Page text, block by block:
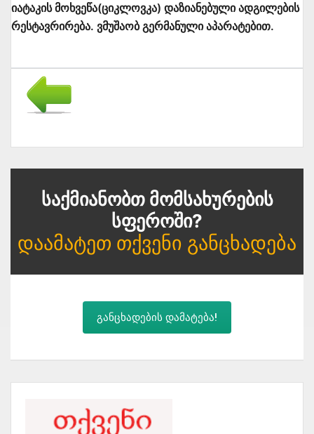
იატაკის მოხვეწა(ციკლოვკა) დაზიანებული ადგილების
რესტავრირება. ვმუშაობ გერმანული აპარატებით.
Საქმიანობთ Მომსახურების
Სფეროში?
Დაამატეთ Თქვენი Განცხადება
განცხადების დამატება!